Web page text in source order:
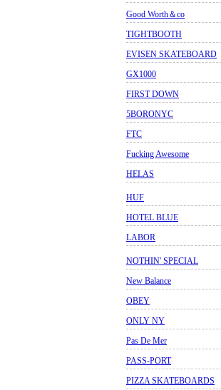
Good Worth＆co
TIGHTBOOTH
EVISEN SKATEBOARD
GX1000
FIRST DOWN
5BORONYC
FTC
Fucking Awesome
HELAS
HUF
HOTEL BLUE
LABOR
NOTHIN' SPECIAL
New Balance
OBEY
ONLY NY
Pas De Mer
PASS-PORT
PIZZA SKATEBOARDS